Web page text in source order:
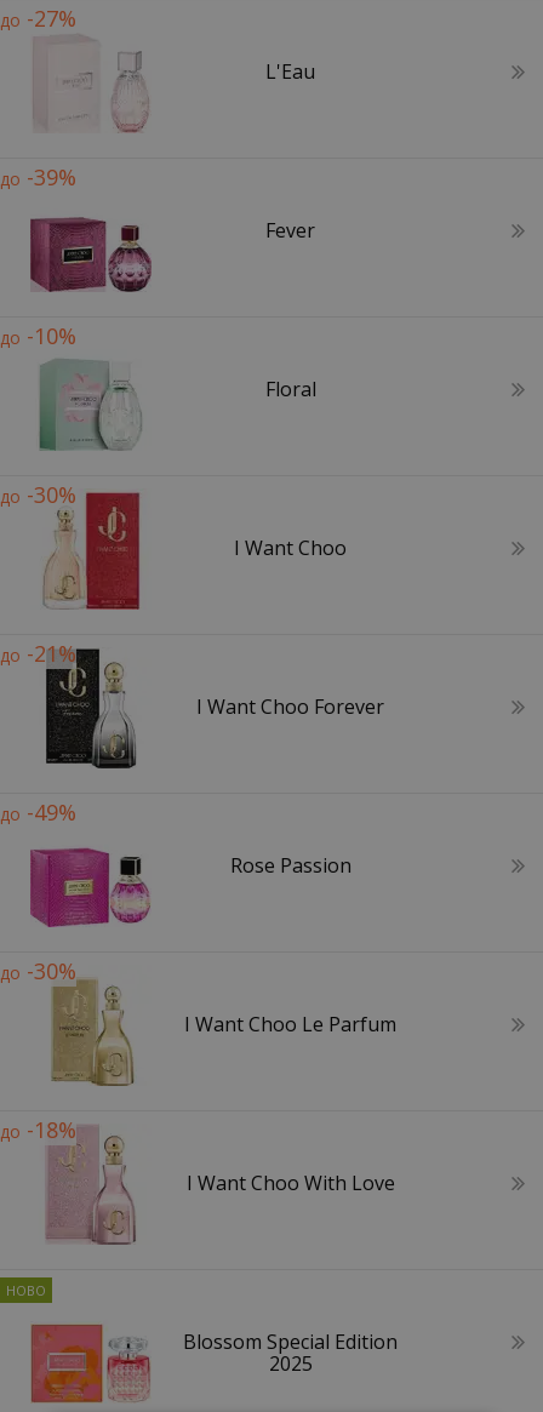
до -27%
L'Eau
до -39%
Fever
до -10%
Floral
до -30%
I Want Choo
до -21%
I Want Choo Forever
до -49%
Rose Passion
до -30%
I Want Choo Le Parfum
до -18%
I Want Choo With Love
Blossom Special Edition
2025